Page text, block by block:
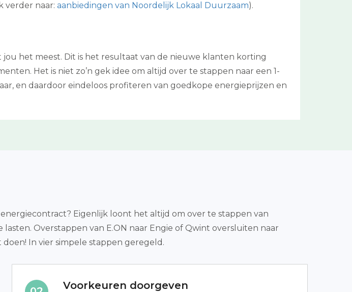
verder naar: aanbiedingen van Noordelijk Lokaal Duurzaam).
het meest. Dit is het resultaat van de nieuwe klanten korting
Het is niet zo’n gek idee om altijd over te stappen naar een 1-
en daardoor eindeloos profiteren van goedkope energieprijzen en
Eigenlijk loont het altijd om over te stappen van
Overstappen van E.ON naar Engie of Qwint oversluiten naar
In vier simpele stappen geregeld.
Voorkeuren doorgeven